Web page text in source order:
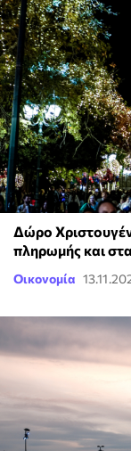
Δώρο
πληρωμής και
Οικονομία